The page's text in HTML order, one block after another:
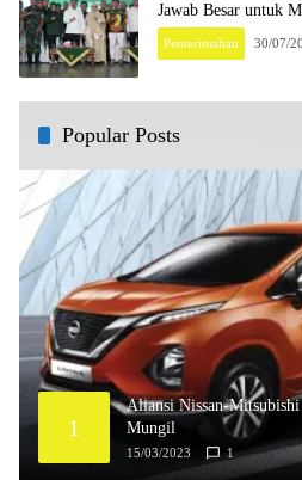
Jawab Besar untuk
Pemerintahan 30/07/
Popular Posts
1
Aliansi Nissan-
Mungil
15/03/2023 1